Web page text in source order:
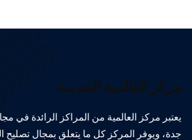
مركز العالمية الحديث
يعتبر مركز العالمية من المراكز الرائدة في
جدة، ويوفر المركز كل ما يتعلق بمجال تصليح